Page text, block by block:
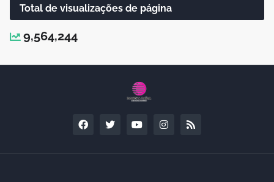
Total de visualizações de página
9,564,244